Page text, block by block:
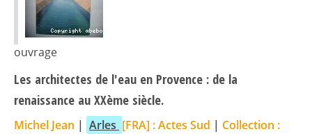
ouvrage
Les architectes de l'eau en Provence : de la
renaissance au XXème siècle.
Michel Jean | Arles [FRA] : Actes Sud | Collection :